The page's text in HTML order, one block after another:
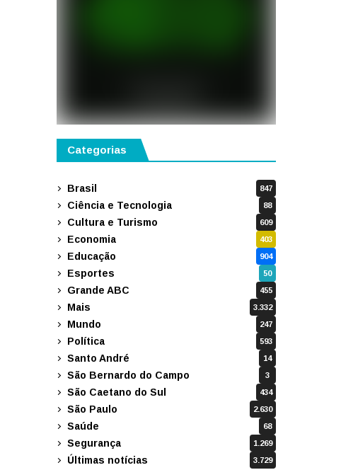
Categorias
Brasil 847
Ciência e Tecnologia 88
Cultura e Turismo 609
Economia 403
Educação 904
Esportes 50
Grande ABC 455
Mais 3.332
Mundo 247
Política 593
Santo André 14
São Bernardo do Campo 3
São Caetano do Sul 434
São Paulo 2.630
Saúde 68
Segurança 1.269
Últimas notícias 3.729